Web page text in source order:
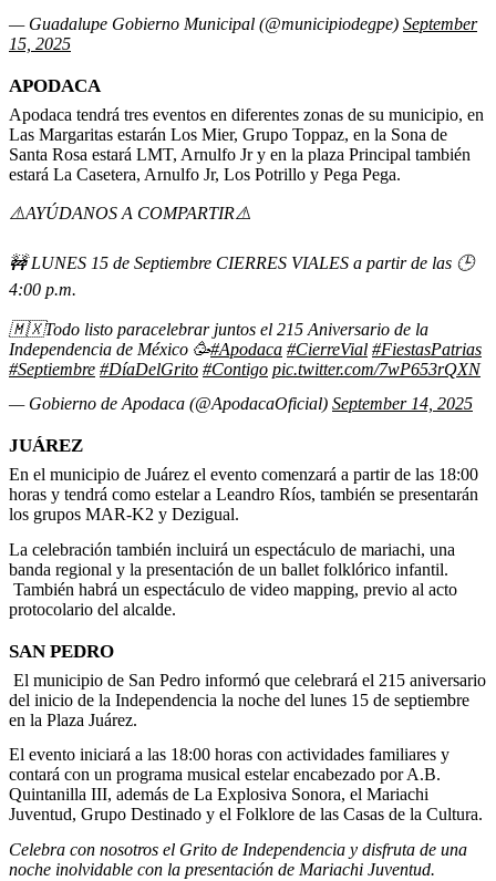
— Guadalupe Gobierno Municipal (@municipiodegpe) September
15, 2025
APODACA
Apodaca tendrá tres eventos en diferentes zonas de su municipio, en
Las Margaritas estarán Los Mier, Grupo Toppaz, en la Sona de
Santa Rosa estará LMT, Arnulfo Jr y en la plaza Principal también
estará La Casetera, Arnulfo Jr, Los Potrillo y Pega Pega.
⚠️AYÚDANOS A COMPARTIR⚠️
🚧 LUNES 15 de Septiembre CIERRES VIALES a partir de las 🕒
4:00 p.m.
🇲🇽Todo listo paracelebrar juntos el 215 Aniversario de la
Independencia de México 🥳#Apodaca #CierreVial #FiestasPatrias
#Septiembre #DíaDelGrito #Contigo pic.twitter.com/7wP653rQXN
— Gobierno de Apodaca (@ApodacaOficial) September 14, 2025
JUÁREZ
En el municipio de Juárez el evento comenzará a partir de las 18:00
horas y tendrá como estelar a Leandro Ríos, también se presentarán
los grupos MAR-K2 y Dezigual.
La celebración también incluirá un espectáculo de mariachi, una
banda regional y la presentación de un ballet folklórico infantil.
También habrá un espectáculo de video mapping, previo al acto
protocolario del alcalde.
SAN PEDRO
El municipio de San Pedro informó que celebrará el 215 aniversario
del inicio de la Independencia la noche del lunes 15 de septiembre
en la Plaza Juárez.
El evento iniciará a las 18:00 horas con actividades familiares y
contará con un programa musical estelar encabezado por A.B.
Quintanilla III, además de La Explosiva Sonora, el Mariachi
Juventud, Grupo Destinado y el Folklore de las Casas de la Cultura.
Celebra con nosotros el Grito de Independencia y disfruta de una
noche inolvidable con la presentación de Mariachi Juventud.